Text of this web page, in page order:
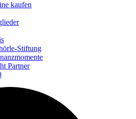
kaufen
Stiftung
Partner